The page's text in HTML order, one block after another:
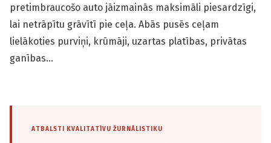
pretimbraucošo auto jāizmainās maksimāli piesardzīgi,
lai netrāpītu grāvītī pie ceļa. Abās pusēs ceļam
lielākoties purviņi, krūmāji, uzartas platības, privātas
ganības…
ATBALSTI KVALITATĪVU ŽURNĀLISTIKU